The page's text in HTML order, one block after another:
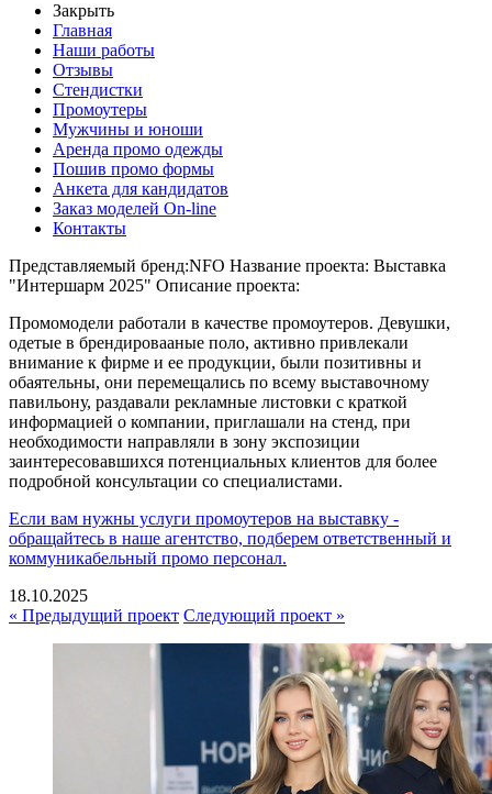
Закрыть
Главная
Наши работы
Отзывы
Стендистки
Промоутеры
Мужчины и юноши
Аренда промо одежды
Пошив промо формы
Анкета для кандидатов
Заказ моделей On-line
Контакты
Представляемый бренд:NFO Название проекта: Выставка
"Интершарм 2025" Описание проекта:
Промомодели работали в качестве промоутеров. Девушки,
одетые в брендировааные поло, активно привлекали
внимание к фирме и ее продукции, были позитивны и
обаятельны, они перемещались по всему выставочному
павильону, раздавали рекламные листовки с краткой
информацией о компании, приглашали на стенд, при
необходимости направляли в зону экспозиции
заинтересовавшихся потенциальных клиентов для более
подробной консультации со специалистами.
Если вам нужны услуги промоутеров на выставку -
обращайтесь в наше агентство, подберем ответственный и
коммуникабельный промо персонал.
18.10.2025
« Предыдущий проект Следующий проект »